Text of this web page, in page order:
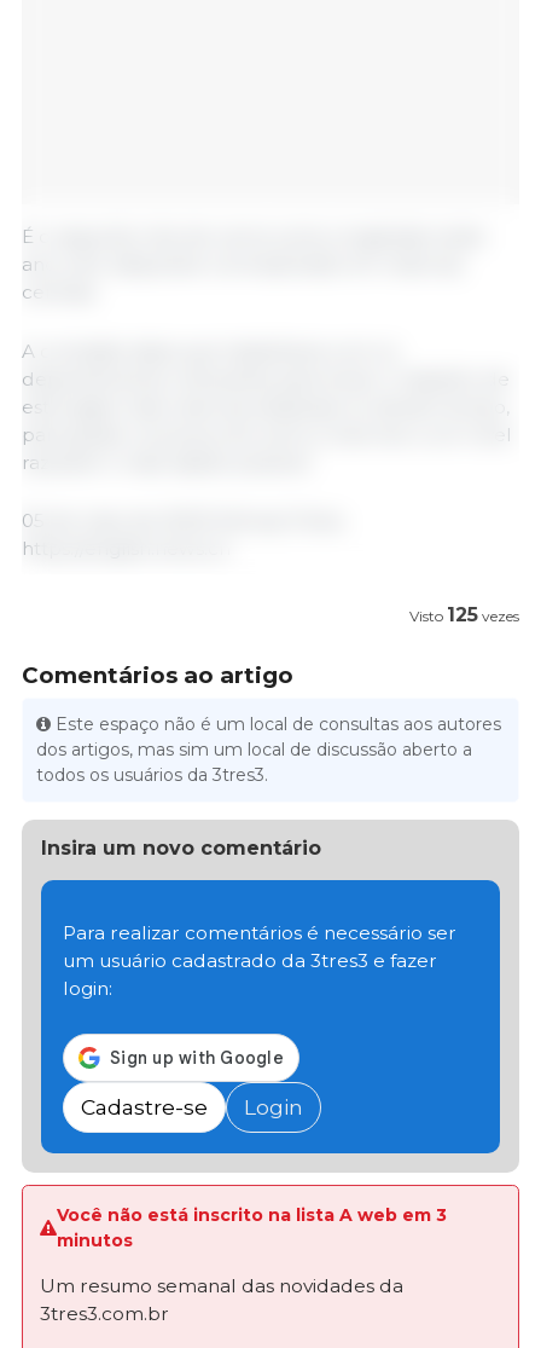
É o segundo lote de carne suína congelada neste
ano a ser adquirido e armazenado em reservas
centrais.
A comissão disse que trabalharia com os
departamentos relevantes para iniciar o trabalho de
estocagem das reservas estaduais no devido tempo,
para ajudar os preços do suíno a retornar a um nível
razoável o mais rápido possível.
05 de maio de 2023/ Xinhua/ China.
https://english.news.cn
Visto 125 vezes
Comentários ao artigo
Este espaço não é um local de consultas aos autores
dos artigos, mas sim um local de discussão aberto a
todos os usuários da 3tres3.
Insira um novo comentário
Para realizar comentários é necessário ser
um usuário cadastrado da 3tres3 e fazer
login:
Cadastre-se Login
Você não está inscrito na lista A web em 3
minutos
Um resumo semanal das novidades da
3tres3.com.br